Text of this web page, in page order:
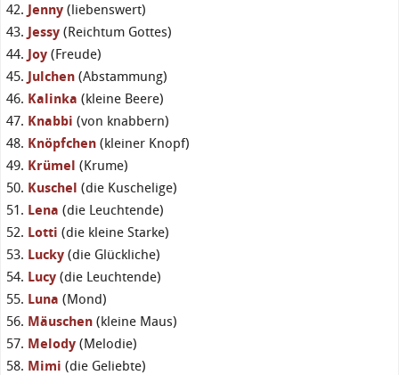
Jenny (liebenswert)
Jessy (Reichtum Gottes)
Joy (Freude)
Julchen (Abstammung)
Kalinka (kleine Beere)
Knabbi (von knabbern)
Knöpfchen (kleiner Knopf)
Krümel (Krume)
Kuschel (die Kuschelige)
Lena (die Leuchtende)
Lotti (die kleine Starke)
Lucky (die Glückliche)
Lucy (die Leuchtende)
Luna (Mond)
Mäuschen (kleine Maus)
Melody (Melodie)
Mimi (die Geliebte)